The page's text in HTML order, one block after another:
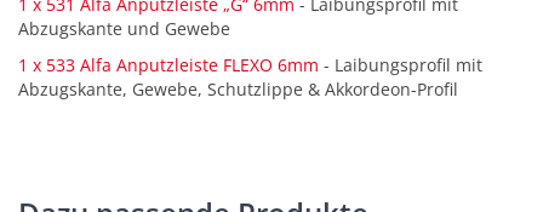
Abzugskante und Gewebe
1 x 533 Alfa Anputzleiste FLEXO 6mm - Laibungsprofil mit
Abzugskante, Gewebe, Schutzlippe & Akkordeon-Profil